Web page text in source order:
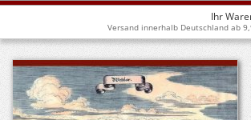
Ihr
Versand innerhalb Deutschland ab